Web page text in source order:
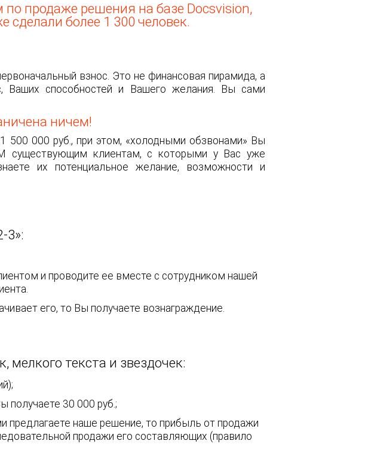
продаже решения на базе Docsvision,
сделали более 1 300 человек.
взнос. Это не финансовая пирамида, а
Ваших способностей и Вашего желания. Вы сами
ничем!
500 000 руб., при этом, «холодными обзвонами» Вы
существующим клиентам, с которыми у Вас уже
их потенциальное желание, возможности и
3»:
и проводите ее вместе с сотрудником нашей
его, то Вы получаете вознаграждение.
мелкого текста и звездочек:
получаете 30 000 руб.;
предлагаете наше решение, то прибыль от продажи
продажи его составляющих (правило